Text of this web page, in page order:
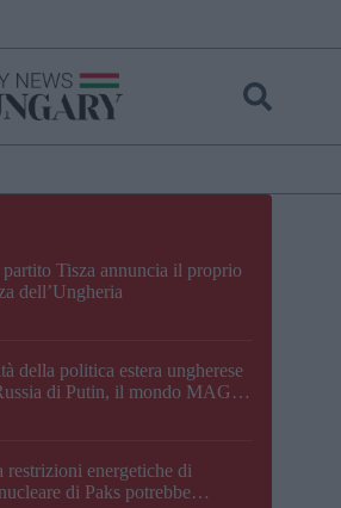
Tisza annuncia il proprio
dell’Ungheria
della politica estera ungherese
di Putin, il mondo MAGA,
restrizioni energetiche di
di Paks potrebbe